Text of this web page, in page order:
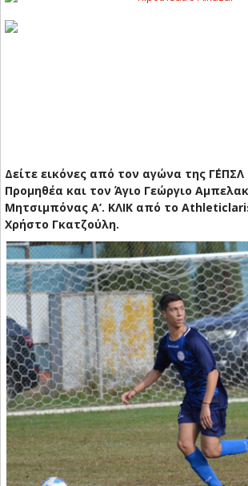
Δείτε εικόνες από τον αγώνα της
Προμηθέα και τον Άγιο Γεώργιο
Μητσιμπόνας Α’. ΚΛΙΚ από το
Χρήστο Γκατζούλη.